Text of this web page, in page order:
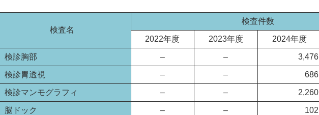
検査名
検査件数
2022年度 2023年度 2024年度
診胸部 – – 3,476
診胃透視 – – 686
診マンモグラフィ – – 2,260
ドック – – 102